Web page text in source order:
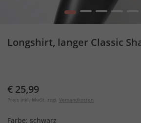
1 2 3 4 5
Longshirt, langer Classic
€ 25,99
Preis inkl. MwSt. zzgl. Versandkosten
Farbe: schwarz